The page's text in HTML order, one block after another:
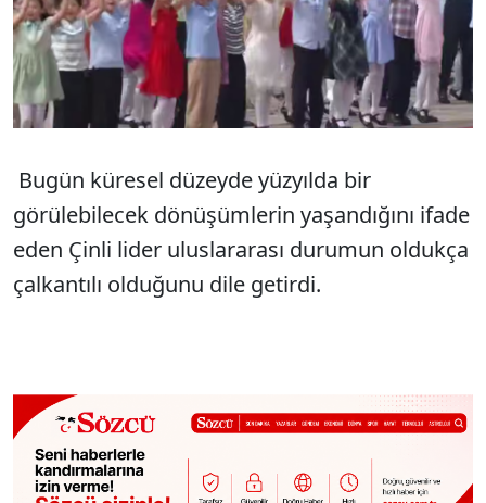
Bugün küresel düzeyde yüzyılda bir
görülebilecek dönüşümlerin yaşandığını ifade
eden Çinli lider uluslararası durumun oldukça
çalkantılı olduğunu dile getirdi.